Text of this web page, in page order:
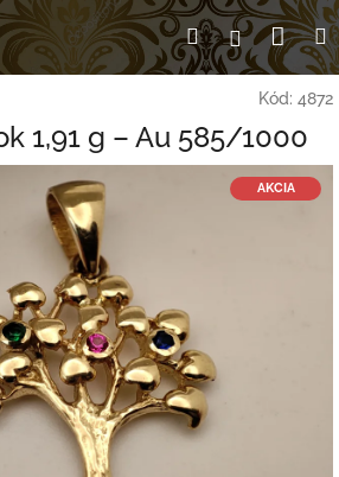
Hľadať
Kód: 4872
1,91 g – Au 585/1000
AKCIA